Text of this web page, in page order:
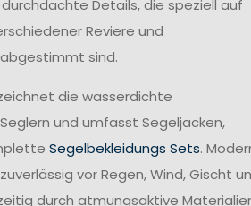
Details, die speziell auf
Reviere und
sind.
die wasserdichte
und umfasst Segeljacken,
Segelbekleidungs Sets.
vor Regen, Wind, Gischt
durch atmungsaktive